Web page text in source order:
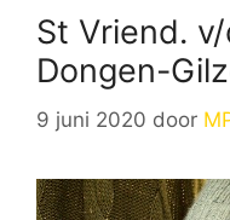
St Vriend.
Dongen-
9 juni 2020 door